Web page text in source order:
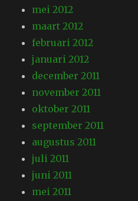
mei 2012
maart 2012
februari 2012
januari 2012
december 2011
november 2011
oktober 2011
september 2011
augustus 2011
juli 2011
juni 2011
mei 2011